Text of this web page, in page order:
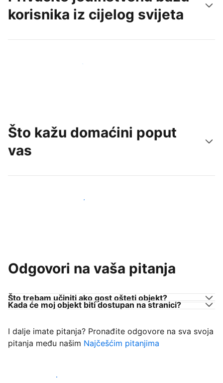
korisnika iz cijelog svijeta
Doprite do novih gostiju već danas
Što kažu domaćini poput
vas
Pridružite se domaćinima poput vas
Odgovori na vaša pitanja
Što trebam učiniti ako gost ošteti objekt?
Kada će moj objekt biti dostupan na stranici?
I dalje imate pitanja? Pronađite odgovore na sva svoja
pitanja među našim Najčešćim pitanjima
Počnite primati goste